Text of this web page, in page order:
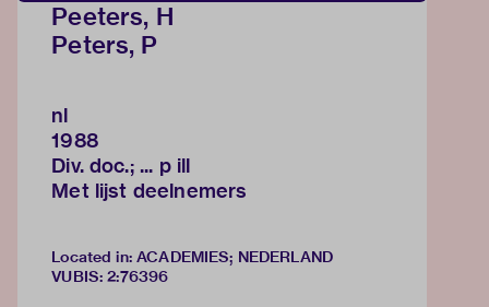
Peeters, H
Peters, P
nl
1988
Div. doc.; ... p ill
Met lijst deelnemers
Located in: ACADEMIES; NEDERLAND
VUBIS: 2:76396